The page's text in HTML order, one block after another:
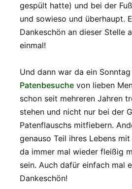
gespült hatte) und bei der
und sowieso und überhaupt.
Dankeschön an dieser Stelle
einmal!
Und dann war da ein
Patenbesuche von lieben
schon seit mehreren Jahren
stehen und nicht nur bei der
Patenflauschs mitfiebern.
genauso Teil ihres Lebens
da immer mal wieder fleißig
sein. Auch dafür einfach mal
Dankeschön!